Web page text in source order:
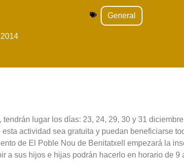
General
2014
lugar los días: 23, 24, 29, 30 y 31 diciembre
esta actividad sea gratuita y puedan beneficiarse
de El Poble Nou de Benitatxell empezará la
a sus hijos e hijas podrán hacerlo en horario de